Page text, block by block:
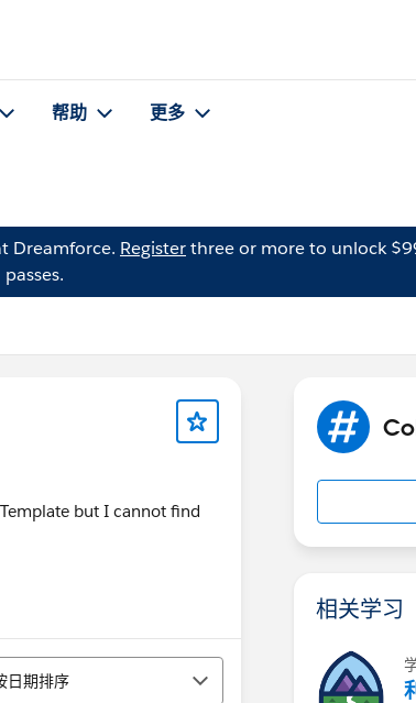
帮助 更多
Dreamforce. Registerthree or more to unlock
passes.
but I cannot find
日期排序
相关学习